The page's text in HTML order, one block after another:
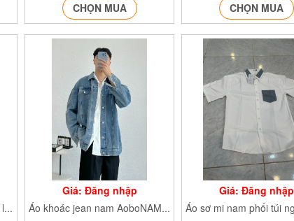
CHỌN MUA CHỌN MUA
Áo phông nam form rộng tay lỡ AophongnamformrongT11
Giá: Đăng nhập
Áo khoác jean nam AoboNAMdaitay
Giá: Đăng nhập